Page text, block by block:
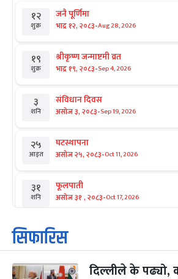
१२
शुक्र
जनै पूर्णिमा
भाद्र १२, २०८३-Aug 28, 2026
१९
शुक्र
श्रीकृष्ण जन्माष्टमी व्रत
भाद्र १९, २०८३-Sep 4, 2026
३
शनि
संविधान दिवस
असोज ३, २०८३-Sep 19, 2026
२५
आइत
घटस्थापना
असोज २५, २०८३-Oct 11, 2026
३१
शनि
फूलपाती
असोज ३१ , २०८३-Oct 17, 2026
१
आइत
कार्तिक सङ्क्रान्ति
कार्तिक १, २०८३
३ महानवमी
सिफारिस
दिल्लीले के पढ्यो,